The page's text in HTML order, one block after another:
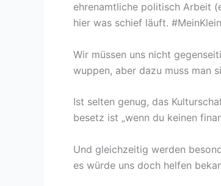
ehrenamtliche politisch Arbeit
hier was schief läuft.
Wir müssen uns nicht
wuppen, aber dazu muss man
Ist selten genug, das
besetz ist „wenn du keinen
Und gleichzeitig werden
es würde uns doch helfen